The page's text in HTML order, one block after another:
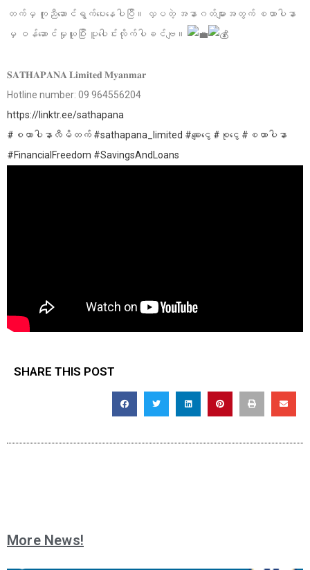
တက်မှ ကူညီဆောင်ရွက်ပေးနေပါပြီ။ လှပတဲ့ အနာဂတ်များအတွက် စထာပါနာ
မှ ဝန်ဆောင်မှုယူပြီး ပူပေါင်းလိုက်ပါခင်ဗျ။
𝐒𝐀𝐓𝐇𝐀𝐏𝐀𝐍𝐀 𝐋𝐢𝐦𝐢𝐭𝐞𝐝 𝐌𝐲𝐚𝐧𝐦𝐚𝐫
Hotline number: 09 964556204
https://linktr.ee/sathapana
#စထာပါနာလီမိတက် #sathapana_limited #ချေးငွေ #စုငွေ #စထာပါနာ
#FinancialFreedom #SavingsAndLoans
SHARE THIS POST
More News!